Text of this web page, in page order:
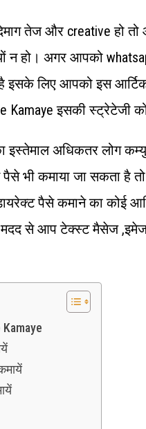
तेज और creative हो
न हो। अगर आपको
इसके लिए आपको इस
Kamaye इसकी स्ट्रेटेजी
अधिकतर लोग
भी कमाया जा सकता है
पैसे कमाने का कोई
से आप टेक्स्ट मैसेज